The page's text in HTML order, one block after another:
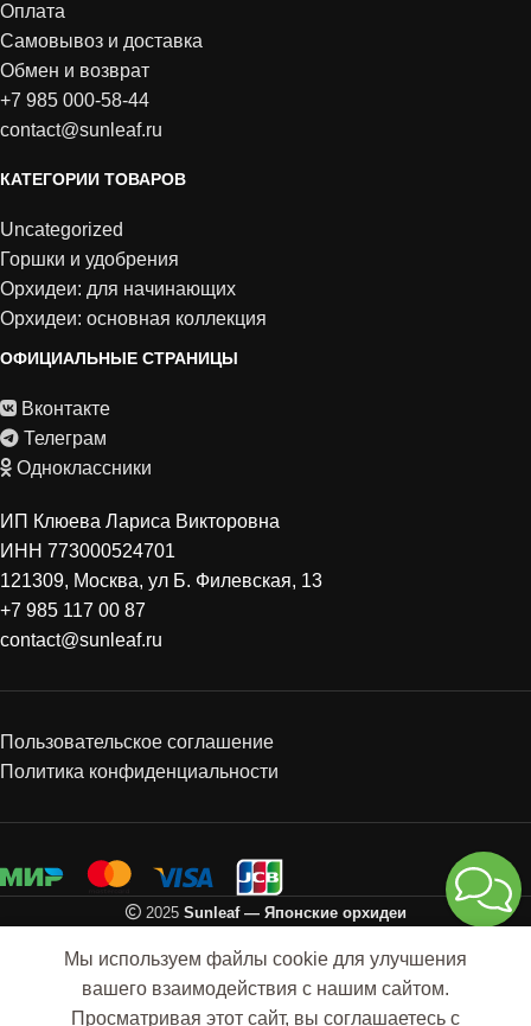
Оплата
Самовывоз и доставка
Обмен и возврат
+7 985 000-58-44
contact@sunleaf.ru
КАТЕГОРИИ ТОВАРОВ
Uncategorized
Горшки и удобрения
Орхидеи: для начинающих
Орхидеи: основная коллекция
ОФИЦИАЛЬНЫЕ СТРАНИЦЫ
Вконтакте
Телеграм
Одноклассники
ИП Клюева Лариса Викторовна
ИНН 773000524701
121309, Москва, ул Б. Филевская, 13
+7 985 117 00 87
contact@sunleaf.ru
Пользовательское соглашение
Политика конфиденциальности
2025 Sunleaf — Японские орхидеи
Мы используем файлы cookie для улучшения
вашего взаимодействия с нашим сайтом.
Просматривая этот сайт, вы соглашаетесь с
Горшок для
неофинетии
высокий разм 3.5
1
300руб.
Нет в
наличии
0